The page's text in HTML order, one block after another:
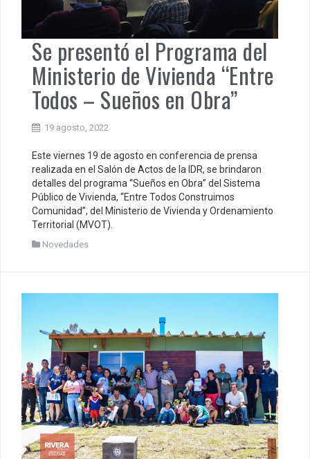
Se presentó el Programa del
Ministerio de Vivienda “Entre
Todos – Sueños en Obra”
19 agosto, 2022
Este viernes 19 de agosto en conferencia de prensa
realizada en el Salón de Actos de la IDR, se brindaron
detalles del programa “Sueños en Obra” del Sistema
Público de Vivienda, “Entre Todos Construimos
Comunidad”, del Ministerio de Vivienda y Ordenamiento
Territorial (MVOT).
Novedades